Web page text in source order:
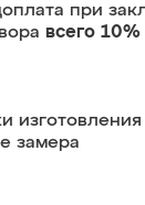
при
всего 10%
изготовления
замера